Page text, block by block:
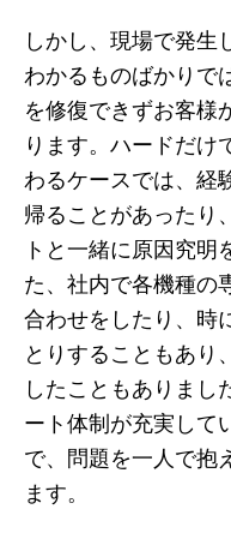
しかし、現場で発生
わかるものばかりで
を修復できずお客様
ります。ハードだけ
わるケースでは、経
帰ることがあったり
トと一緒に原因究明
た、社内で各機種の
合わせをしたり、時
とりすることもあり
したこともありまし
ート体制が充実して
で、問題を一人で抱
ます。